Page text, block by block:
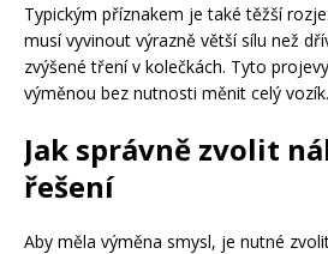
Typickým příznakem je také těžší
musí vyvinout výrazně větší sílu než
zvýšené tření v kolečkách. Tyto
výměnou bez nutnosti měnit celý vozík.
Jak správně zvolit
řešení
Aby měla výměna smysl, je nutné